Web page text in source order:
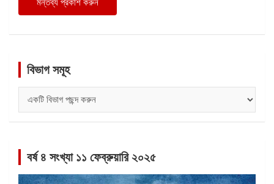
বিভাগ সমূহ
সমূহ
বর্ষ ৪ সংখ্যা ১১ ফেব্রুয়ারি ২০২৫